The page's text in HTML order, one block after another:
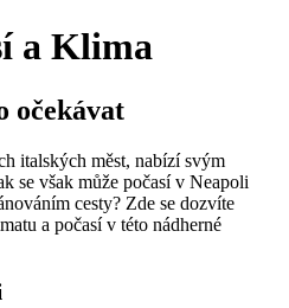
a Klima
očekávat
italských měst, nabízí svým
se však může počasí v Neapoli
cesty? Zde se dozvíte
a počasí v této nádherné